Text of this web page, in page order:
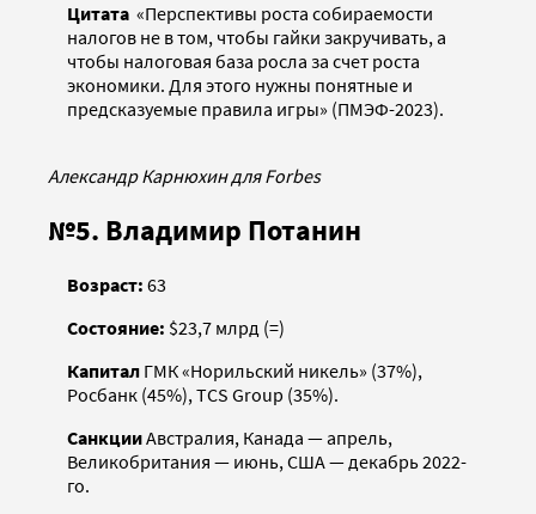
Цитата «Перспективы роста собираемости
налогов не в том, чтобы гайки закручивать, а
чтобы налоговая база росла за счет роста
экономики. Для этого нужны понятные и
предсказуемые правила игры» (ПМЭФ-2023).
Александр Карнюхин для Forbes
№5. Владимир Потанин
Возраст: 63
Состояние: $23,7 млрд (=)
Капитал ГМК «Норильский никель» (37%),
Росбанк (45%), TCS Group (35%).
СанкцииАвстралия, Канада — апрель,
Великобритания — июнь, США — декабрь 2022-
го.